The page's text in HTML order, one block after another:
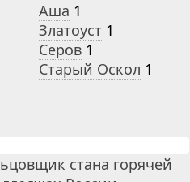
Аша 1
Златоуст 1
Серов 1
Старый Оскол 1